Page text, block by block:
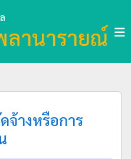
านารายณ์
จ้างหรือการ